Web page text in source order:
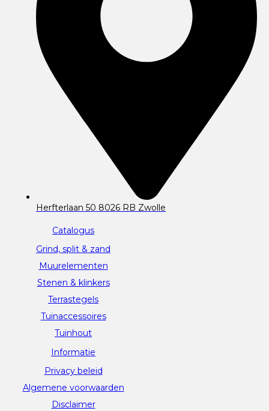
Herfterlaan 50 8026 RB Zwolle
Catalogus
Grind, split & zand
Muurelementen
Stenen & klinkers
Terrastegels
Tuinaccessoires
Tuinhout
Informatie
Privacy beleid
Algemene voorwaarden
Disclaimer